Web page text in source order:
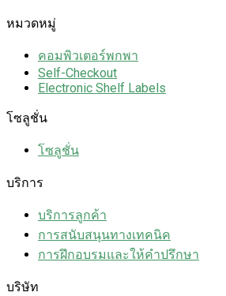
หมวดหมู่
คอมพิวเตอร์พกพา
Self-Checkout
Electronic Shelf Labels
โซลูชั่น
โซลูชั่น
บริการ
บริการลูกค้า
การสนับสนุนทางเทคนิค
การฝึกอบรมและให้คำปรึกษา
บริษัท